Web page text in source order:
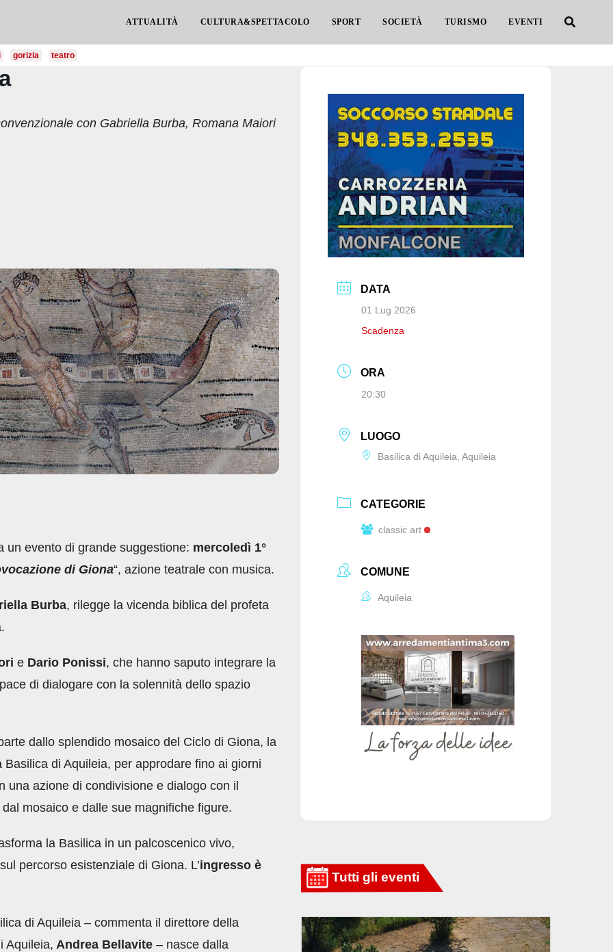
ATTUALITÀ CULTURA&SPETTACOLO SPORT SOCIETÀ TURISMO EVENTI
gorizia teatro
con Gabriella Burba, Romana Maiori
un evento di grande suggestione: mercoledì 1°
di Giona“, azione teatrale con musica.
Burba, rilegge la vicenda biblica del profeta
e Dario Ponissi, che hanno saputo integrare la
di dialogare con la solennità dello spazio
dallo splendido mosaico del Ciclo di Giona, la
di Aquileia, per approdare fino ai giorni
una azione di condivisione e dialogo con il
mosaico e dalle sue magnifiche figure.
la Basilica in un palcoscenico vivo,
percorso esistenziale di Giona. L’ingresso è
di Aquileia – commenta il direttore della
Aquileia, Andrea Bellavite – nasce dalla
DATA
01 Lug 2026
Scadenza
ORA
20:30
LUOGO
Basilica di Aquileia, Aquileia
CATEGORIE
classic art
COMUNE
Aquileia